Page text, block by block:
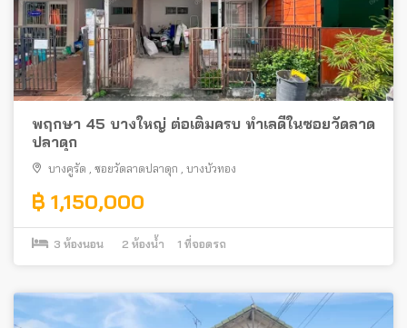
พฤกษา 45 บางใหญ่ ต่อเติมครบ ทำเลดีในซอยวัดลาด
ปลาดุก
บางคูรัด ซอยวัดลาดปลาดุก บางบัวทอง
฿ 1,150,000
3 ห้องนอน 2 ห้องน้ำ 1 ที่จอดรถ